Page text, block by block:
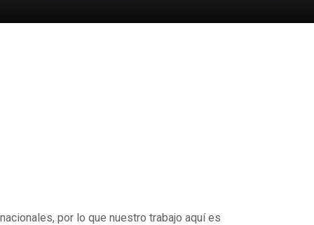
por lo que nuestro trabajo aquí es